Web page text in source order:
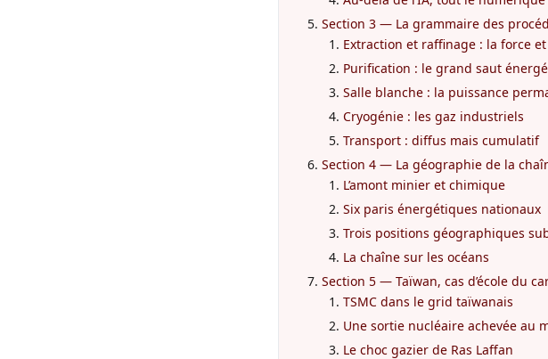
Section 3 — La grammaire des
Extraction et raffinage : la force
Purification : le grand saut
Salle blanche : la puissance
Cryogénie : les gaz industriels
Transport : diffus mais cumulatif
Section 4 — La géographie de la
L’amont minier et chimique
Six paris énergétiques nationaux
Trois positions géographiques
La chaîne sur les océans
Section 5 — Taïwan, cas d’école du
TSMC dans le grid taïwanais
Une sortie nucléaire achevée au
Le choc gazier de Ras Laffan